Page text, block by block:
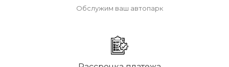
Обслужим ваш автопарк